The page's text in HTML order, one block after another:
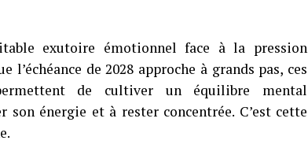
exutoire émotionnel face à la pression
de 2028 approche à grands pas, ces
de cultiver un équilibre mental
son énergie et à rester concentrée. C’est cette